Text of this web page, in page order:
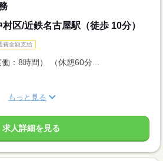
区/近鉄名古屋駅（徒歩 10分）
費全額支給
：8時間） （休憩60分...
もっと見る
求人詳細を見る